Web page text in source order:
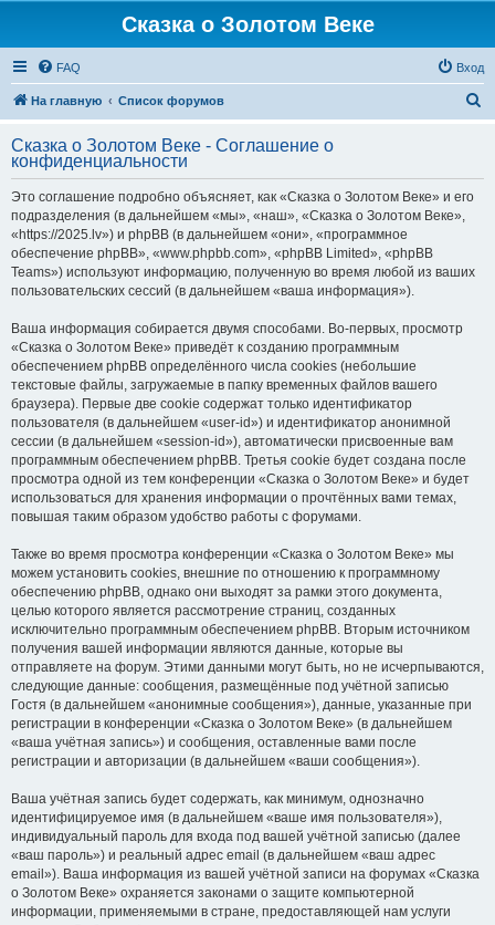
Сказка о Золотом Веке
FAQ Вход
На главную Список форумов
с
Сказка о Золотом Веке - Соглашение о
конфиденциальности
Это соглашение подробно объясняет, как «Сказка о Золотом Веке» и его
подразделения (в дальнейшем «мы», «наш», «Сказка о Золотом Веке»,
«https://2025.lv») и phpBB (в дальнейшем «они», «программное
обеспечение phpBB», «www.phpbb.com», «phpBB Limited», «phpBB
Teams») используют информацию, полученную во время любой из ваших
пользовательских сессий (в дальнейшем «ваша информация»).
Ваша информация собирается двумя способами. Во-первых, просмотр
«Сказка о Золотом Веке» приведёт к созданию программным
обеспечением phpBB определённого числа cookies (небольшие
текстовые файлы, загружаемые в папку временных файлов вашего
браузера). Первые две cookie содержат только идентификатор
пользователя (в дальнейшем «user-id») и идентификатор анонимной
сессии (в дальнейшем «session-id»), автоматически присвоенные вам
программным обеспечением phpBB. Третья cookie будет создана после
просмотра одной из тем конференции «Сказка о Золотом Веке» и будет
использоваться для хранения информации о прочтённых вами темах,
повышая таким образом удобство работы с форумами.
Также во время просмотра конференции «Сказка о Золотом Веке» мы
можем установить cookies, внешние по отношению к программному
обеспечению phpBB, однако они выходят за рамки этого документа,
целью которого является рассмотрение страниц, созданных
исключительно программным обеспечением phpBB. Вторым источником
получения вашей информации являются данные, которые вы
отправляете на форум. Этими данными могут быть, но не исчерпываются,
следующие данные: сообщения, размещённые под учётной записью
Гостя (в дальнейшем «анонимные сообщения»), данные, указанные при
регистрации в конференции «Сказка о Золотом Веке» (в дальнейшем
«ваша учётная запись») и сообщения, оставленные вами после
регистрации и авторизации (в дальнейшем «ваши сообщения»).
Ваша учётная запись будет содержать, как минимум, однозначно
идентифицируемое имя (в дальнейшем «ваше имя пользователя»),
индивидуальный пароль для входа под вашей учётной записью (далее
«ваш пароль») и реальный адрес email (в дальнейшем «ваш адрес
email»). Ваша информация из вашей учётной записи на форумах «Сказка
о Золотом Веке» охраняется законами о защите компьютерной
информации, применяемыми в стране, предоставляющей нам услуги